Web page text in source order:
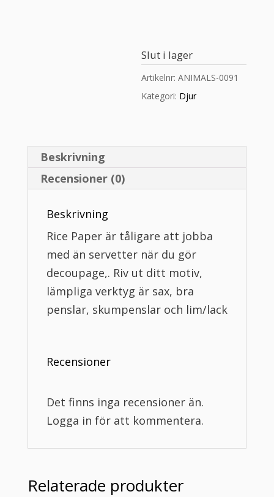
Slut i lager
Artikelnr:ANIMALS-0091
Kategori: Djur
Beskrivning
Recensioner (0)
Beskrivning
Rice Paper är tåligare att jobba
med än servetter när du gör
decoupage,. Riv ut ditt motiv,
lämpliga verktyg är sax, bra
penslar, skumpenslar och lim/lack
Recensioner
Det finns inga recensioner än.
Logga in för att kommentera.
Relaterade produkter